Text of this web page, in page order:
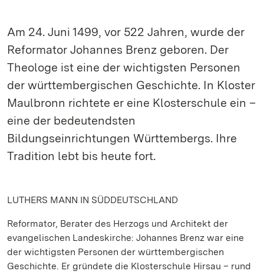
Am 24. Juni 1499, vor 522 Jahren, wurde der
Reformator Johannes Brenz geboren. Der
Theologe ist eine der wichtigsten Personen
der württembergischen Geschichte. In Kloster
Maulbronn richtete er eine Klosterschule ein –
eine der bedeutendsten
Bildungseinrichtungen Württembergs. Ihre
Tradition lebt bis heute fort.
LUTHERS MANN IN SÜDDEUTSCHLAND
Reformator, Berater des Herzogs und Architekt der
evangelischen Landeskirche: Johannes Brenz war eine
der wichtigsten Personen der württembergischen
Geschichte. Er gründete die Klosterschule Hirsau – rund